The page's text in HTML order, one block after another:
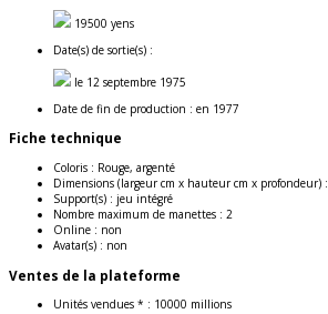
19500 yens
Date(s) de sortie(s) :
le 12 septembre 1975
Date de fin de production : en 1977
Fiche technique
Coloris : Rouge, argenté
Dimensions (largeur cm x hauteur cm x profondeur) :
Support(s) : jeu intégré
Nombre maximum de manettes : 2
Online : non
Avatar(s) : non
Ventes de la plateforme
Unités vendues * : 10000 millions